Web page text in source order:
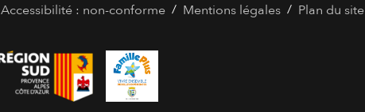
Accessibilité : non-conforme / Mentions légales / Plan du site